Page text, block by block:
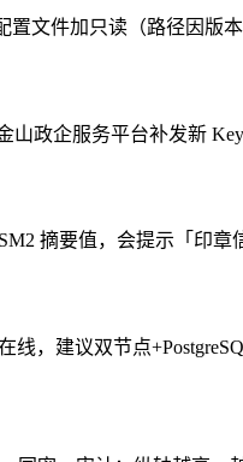
文件加只读（路径因版本
山政企服务平台补发新
摘要值，会提示「印章
，建议双节点